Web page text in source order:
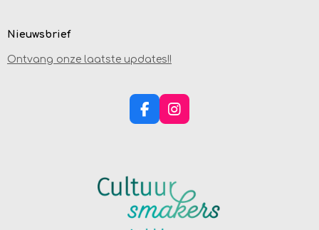
Nieuwsbrief
Ontvang onze laatste updates!!
F
A
O
O
K
I
N
G
R
A
M